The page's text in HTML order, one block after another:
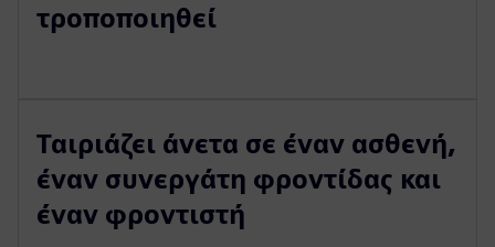
τροποποιηθεί
Ταιριάζει άνετα σε έναν ασθενή,
έναν συνεργάτη φροντίδας και
έναν φροντιστή